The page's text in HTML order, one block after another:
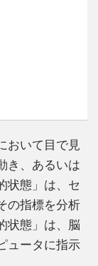
おいて目で見
き、あるいは
状態」は、セ
の指標を分析
状態」は、脳
ュータに指示